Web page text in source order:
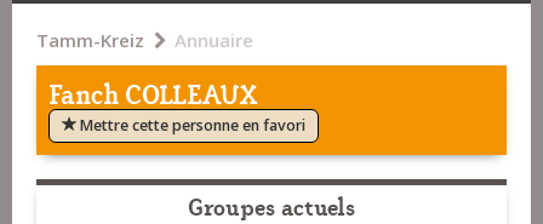
Tamm-Kreiz Annuaire
Fanch COLLEAUX
Mettre cette personne en favori
Groupes actuels